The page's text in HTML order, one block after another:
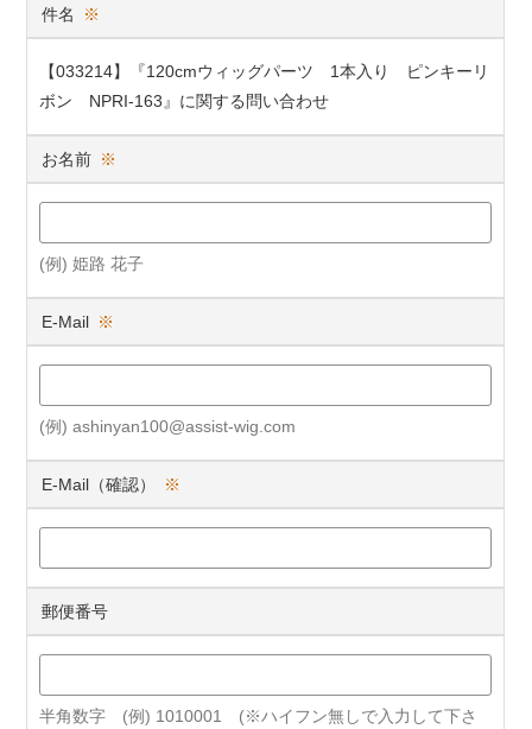
件名 ※
【033214】『120cmウィッグパーツ 1本入り ピンキーリ
ボン NPRI-163』に関する問い合わせ
お名前 ※
(例) 姫路 花子
E-Mail ※
(例) ashinyan100@assist-wig.com
E-Mail（確認） ※
郵便番号
半角数字 (例) 1010001 (※ハイフン無しで入力して下さ